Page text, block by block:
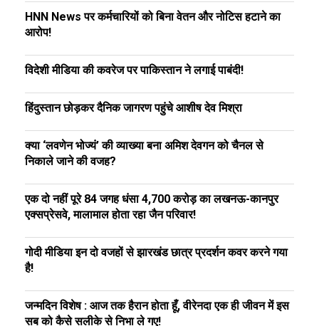
HNN News पर कर्मचारियों को बिना वेतन और नोटिस हटाने का
आरोप!
विदेशी मीडिया की कवरेज पर पाकिस्तान ने लगाई पाबंदी!
हिंदुस्तान छोड़कर दैनिक जागरण पहुंचे आशीष देव मिश्रा
क्या ‘लवणेन भोज्यं’ की व्याख्या बना अमिश देवगन को चैनल से
निकाले जाने की वजह?
एक दो नहीं पूरे 84 जगह धंसा ₹4,700 करोड़ का लखनऊ-कानपुर
एक्सप्रेसवे, मालामाल होता रहा जैन परिवार!
गोदी मीडिया इन दो वजहों से झारखंड छात्र प्रदर्शन कवर करने गया
है!
जन्मदिन विशेष : आज तक हैरान होता हूँ, वीरेनदा एक ही जीवन में इस
सब को कैसे सलीके से निभा ले गए!